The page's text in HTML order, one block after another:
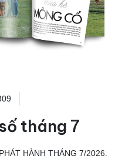
tháng 7
HÀNH THÁNG 7/2026.